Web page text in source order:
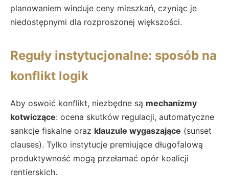
planowaniem winduje ceny mieszkań, czyniąc je
niedostępnymi dla rozproszonej większości.
Reguły instytucjonalne: sposób na
konflikt logik
Aby oswoić konflikt, niezbędne są mechanizmy
kotwiczące: ocena skutków regulacji, automatyczne
sankcje fiskalne oraz klauzule wygaszające (sunset
clauses). Tylko instytucje premiujące długofalową
produktywność mogą przełamać opór koalicji
rentierskich.